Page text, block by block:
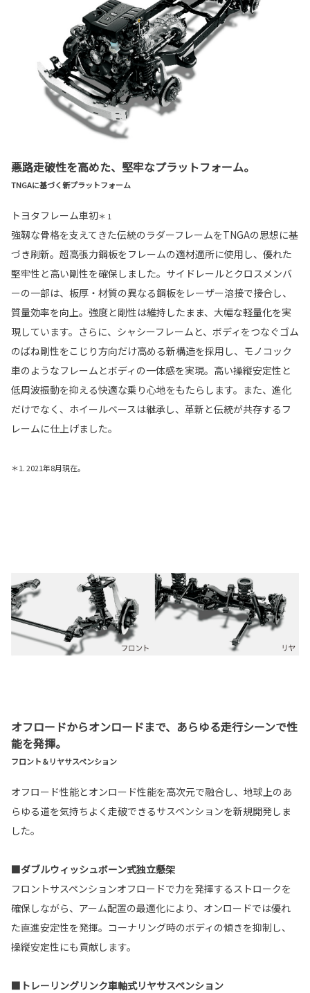
悪路走破性を高めた、堅牢なプラットフォーム。
TNGAに基づく新プラットフォーム
トヨタフレーム車初＊ 1
強靱な骨格を支えてきた伝統のラダーフレームをTNGAの思想に基
づき刷新。超高張力鋼板をフレームの適材適所に使用し、優れた
堅牢性と高い剛性を確保しました。サイドレールとクロスメンバ
ーの一部は、板厚・材質の異なる鋼板をレーザー溶接で接合し、
質量効率を向上。強度と剛性は維持したまま、大幅な軽量化を実
現しています。さらに、シャシーフレームと、ボディをつなぐゴム
のばね剛性をこじり方向だけ高める新構造を採用し、モノコック
車のようなフレームとボディの一体感を実現。高い操縦安定性と
低周波振動を抑える快適な乗り心地をもたらします。また、進化
だけでなく、ホイールベースは継承し、革新と伝統が共存するフ
レームに仕上げました。
＊1. 2021年8月現在。
オフロードからオンロードまで、あらゆる走行シーンで性
能を発揮。
フロント＆リヤサスペンション
オフロード性能とオンロード性能を高次元で融合し、地球上のあ
らゆる道を気持ちよく走破できるサスペンションを新規開発しま
した。
■ダブルウィッシュボーン式独立懸架
フロントサスペンションオフロードで力を発揮するストロークを
確保しながら、アーム配置の最適化により、オンロードでは優れ
た直進安定性を発揮。コーナリング時のボディの傾きを抑制し、
操縦安定性にも貢献します。
■トレーリングリンク車軸式リヤサスペンション